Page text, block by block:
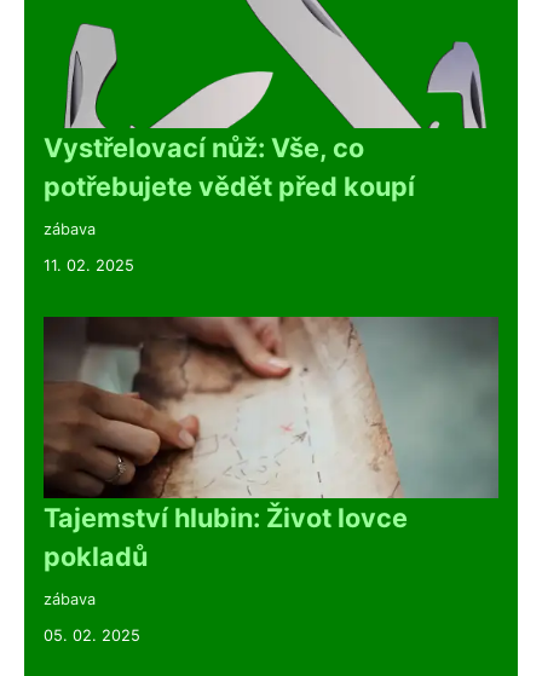
Vystřelovací nůž: Vše, co
potřebujete vědět před koupí
zábava
11. 02. 2025
Tajemství hlubin: Život lovce
pokladů
zábava
05. 02. 2025